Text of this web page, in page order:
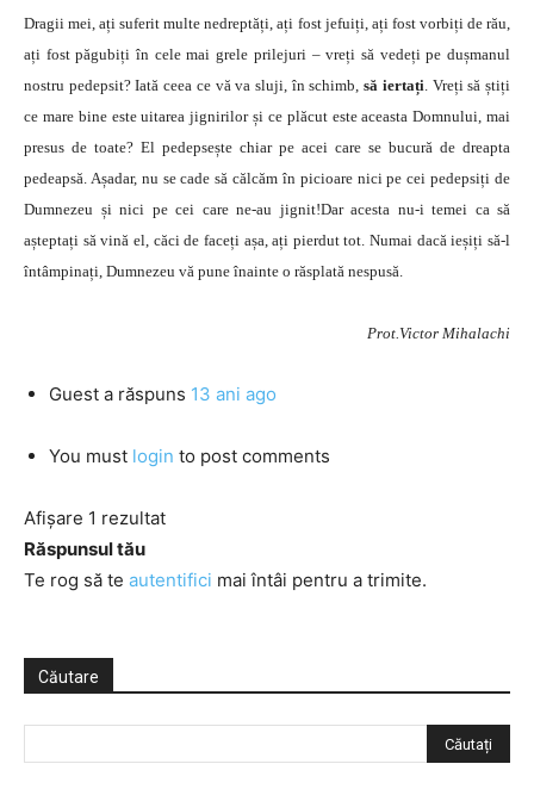
Dragii mei, ați suferit multe nedreptăți, ați fost jefuiți, ați fost vorbiți de rău,
ați fost păgubiți în cele mai grele prilejuri – vreți să vedeți pe dușmanul
nostru pedepsit? Iată ceea ce vă va sluji, în schimb,să iertați. Vreți să știți
ce mare bine este uitarea jignirilor și ce plăcut este aceasta Domnului, mai
presus de toate? El pedepsește chiar pe acei care se bucură de dreapta
pedeapsă. Așadar, nu se cade să călcăm în picioare nici pe cei pedepsiți de
Dumnezeu și nici pe cei care ne-au jignit!Dar acesta nu-i temei ca să
așteptați să vină el, căci de faceți așa, ați pierdut tot. Numai dacă ieșiți să-l
întâmpinați, Dumnezeu vă pune înainte o răsplată nespusă.
Prot.Victor Mihalachi
Guest a răspuns 13 ani ago
You must login to post comments
Afișare 1 rezultat
Răspunsul tău
Te rog să te autentifici mai întâi pentru a trimite.
Căutare